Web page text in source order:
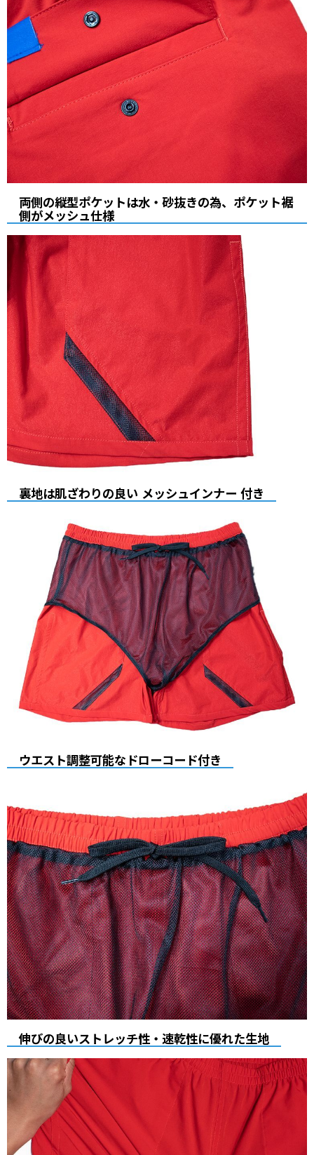
両側の縦型ポケットは水・砂抜きの為、ポケット裾
側がメッシュ仕様
裏地は肌ざわりの良い メッシュインナー 付き
ウエスト調整可能なドローコード付き
伸びの良いストレッチ性・速乾性に優れた生地